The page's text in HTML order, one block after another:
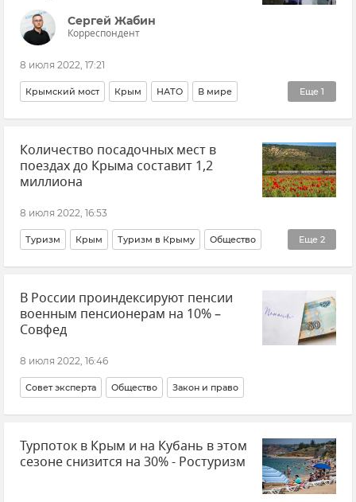
Сергей Жабин
Корреспондент
8 июля 2022, 17:21
Еще 1
Крымский мост Крым НАТО В мире
Авторы
Количество посадочных мест в
поездах до Крыма составит 1,2
миллиона
8 июля 2022, 16:53
Еще 2
Туризм Крым Туризм в Крыму Общество
Железные дороги Крыма Ростуризм
В России проиндексируют пенсии
военным пенсионерам на 10% –
Совфед
8 июля 2022, 16:46
Совет эксперта Общество Закон и право
Турпоток в Крым и на Кубань в этом
сезоне снизится на 30% - Ростуризм